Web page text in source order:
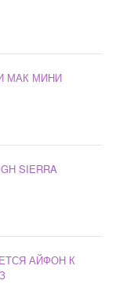
МАК МИНИ
SIERRA
АЙФОН К